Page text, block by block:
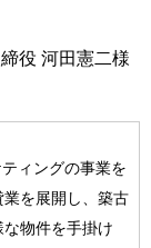
役 河田憲二様
ィングの事業を
を展開し、築古
物件を手掛け